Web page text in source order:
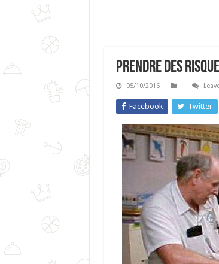
Prendre Des
05/10/2016
Facebook Twitter